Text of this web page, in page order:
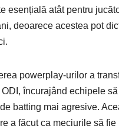
esențială atât pentru
deoarece acestea pot
powerplay-urilor a
încurajând echipele
batting mai agresive.
a făcut ca meciurile să fie